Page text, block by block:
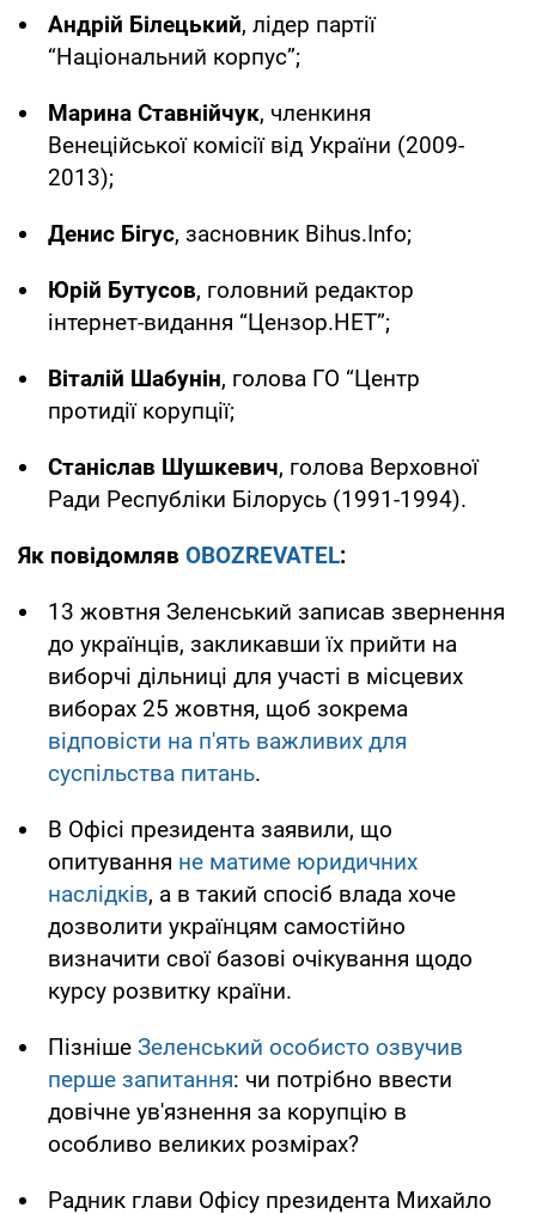
Андрій Білецький, лідер партії
“Національний корпус”;
Марина Ставнійчук, членкиня
Венеційської комісії від України (2009-
2013);
Денис Бігус, засновник Bihus.Info;
Юрій Бутусов, головний редактор
інтернет-видання “Цензор.НЕТ”;
Віталій Шабунін, голова ГО “Центр
протидії корупції;
Станіслав Шушкевич, голова Верховної
Ради Республіки Білорусь (1991-1994).
Як повідомляв OBOZREVATEL:
13 жовтня Зеленський записав звернення
до українців, закликавши їх прийти на
виборчі дільниці для участі в місцевих
виборах 25 жовтня, щоб зокрема
відповісти на п'ять важливих для
суспільства питань.
В Офісі президента заявили, що
опитування не матиме юридичних
наслідків, а в такий спосіб влада хоче
дозволити українцям самостійно
визначити свої базові очікування щодо
курсу розвитку країни.
Пізніше Зеленський особисто озвучив
перше запитання: чи потрібно ввести
довічне ув'язнення за корупцію в
особливо великих розмірах?
Радник глави Офісу президента Михайло